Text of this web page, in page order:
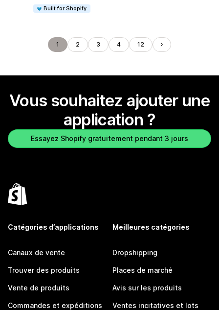
Built for Shopify
1 2 3 4 12
Vous souhaitez ajouter une
application ?
Essayez Shopify gratuitement pendant 3 jours
Catégories d’applications
Canaux de vente
Trouver des produits
Vente de produits
Commandes et expéditions
Meilleures catégories
Dropshipping
Places de marché
Avis sur les produits
Ventes incitatives et lots